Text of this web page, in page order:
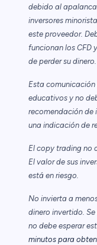
debido al
inversores
este proveedor.
funcionan los CFD
de perder su dinero.
Esta
educativos y no
recomendación de
una indicación de
El copy trading no
El valor de sus
está en riesgo.
No invierta a
dinero invertido.
no debe esperar
minutos para